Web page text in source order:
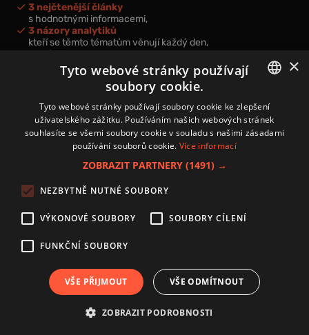
3 nejčtenější články
s hodnotnými informacemi,
3 názory analytiků
kteří se těmto tématům věnují každý den,
nová videa a podcasty
k prohloubení vašich znalostí.
Přihlášením k newsletteru vyjadřujete svůj souhlas spodmínkami
zpracování osobních údajů.
Zásady používání souborů cookies
Autoři
Nastavení cookies
Publikování nebo další šíření obsahu serveru www.investice.cz není možné bez
CZECH
×
Tyto webové stránky používají
soubory cookie.
Tyto webové stránky používají soubory cookie ke zlepšení
uživatelského zážitku. Používáním našich webových stránek
souhlasíte se všemi soubory cookie v souladu s našimi zásadami
používání souborů cookie. Více informací
ZOBRAZIT PARTNERY (1491) →
NEZBYTNĚ NUTNÉ SOUBORY
VÝKONOVÉ SOUBORY SOUBORY CÍLENÍ
FUNKČNÍ SOUBORY
VŠE PŘIJMOUT VŠE ODMÍTNOUT
ZOBRAZIT PODROBNOSTI